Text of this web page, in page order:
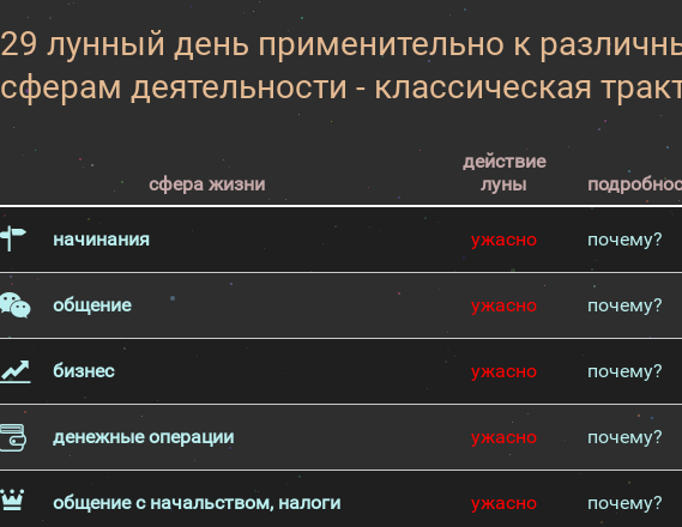
29 лунный день применительно к
сферам деятельности - классическая
сфера жизни
действие
луны
начинания ужасно почему?
общение ужасно почему?
бизнес ужасно почему?
денежные операции ужасно почему?
общение с начальством, налоги ужасно почему?